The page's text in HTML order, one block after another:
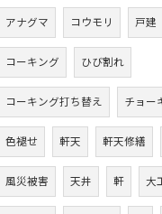
アナグマ コウモリ 戸建
コーキング ひび割れ
コーキング打ち替え チョー
色褪せ 軒天 軒天修繕
風災被害 天井 軒 大